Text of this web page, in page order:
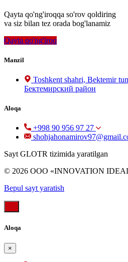
Qayta qo'ng'iroqqa so'rov qoldiring
va siz bilan tez orada bog'lanamiz
Qayta qo'ng'iroq
Manzil
Toshkent shahri, Bektemir
Бектемирский район
Aloqa
+998 90 956 97 27
Sayt GLOTR tizimida yaratilgan
© 2026 OOO «INNOVATION
Bepul sayt yaratish
Aloqa
×